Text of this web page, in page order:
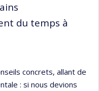
du temps à
concrets, allant de
: si nous devions